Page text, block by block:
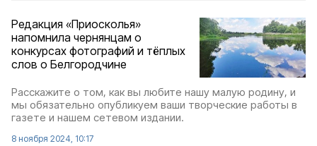
Редакция «Приосколья»
напомнила чернянцам о
конкурсах фотографий и тёплых
слов о Белгородчине
Расскажите о том, как вы любите нашу малую родину, и
мы обязательно опубликуем ваши творческие работы в
газете и нашем сетевом издании.
8 ноября 2024, 10:17